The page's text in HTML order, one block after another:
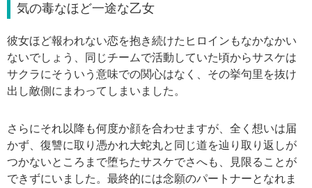
気の毒なほど一途な乙女
彼女ほど報われない恋を抱き続けたヒロインもなかなかい
ないでしょう、同じチームで活動していた頃からサスケは
サクラにそういう意味での関心はなく、その挙句里を抜け
出し敵側にまわってしまいました。
さらにそれ以降も何度か顔を合わせますが、全く想いは届
かず、復讐に取り憑かれ大蛇丸と同じ道を辿り取り返しが
つかないところまで堕ちたサスケでさへも、見限ることが
できずにいました。最終的には念願のパートナーとなれま